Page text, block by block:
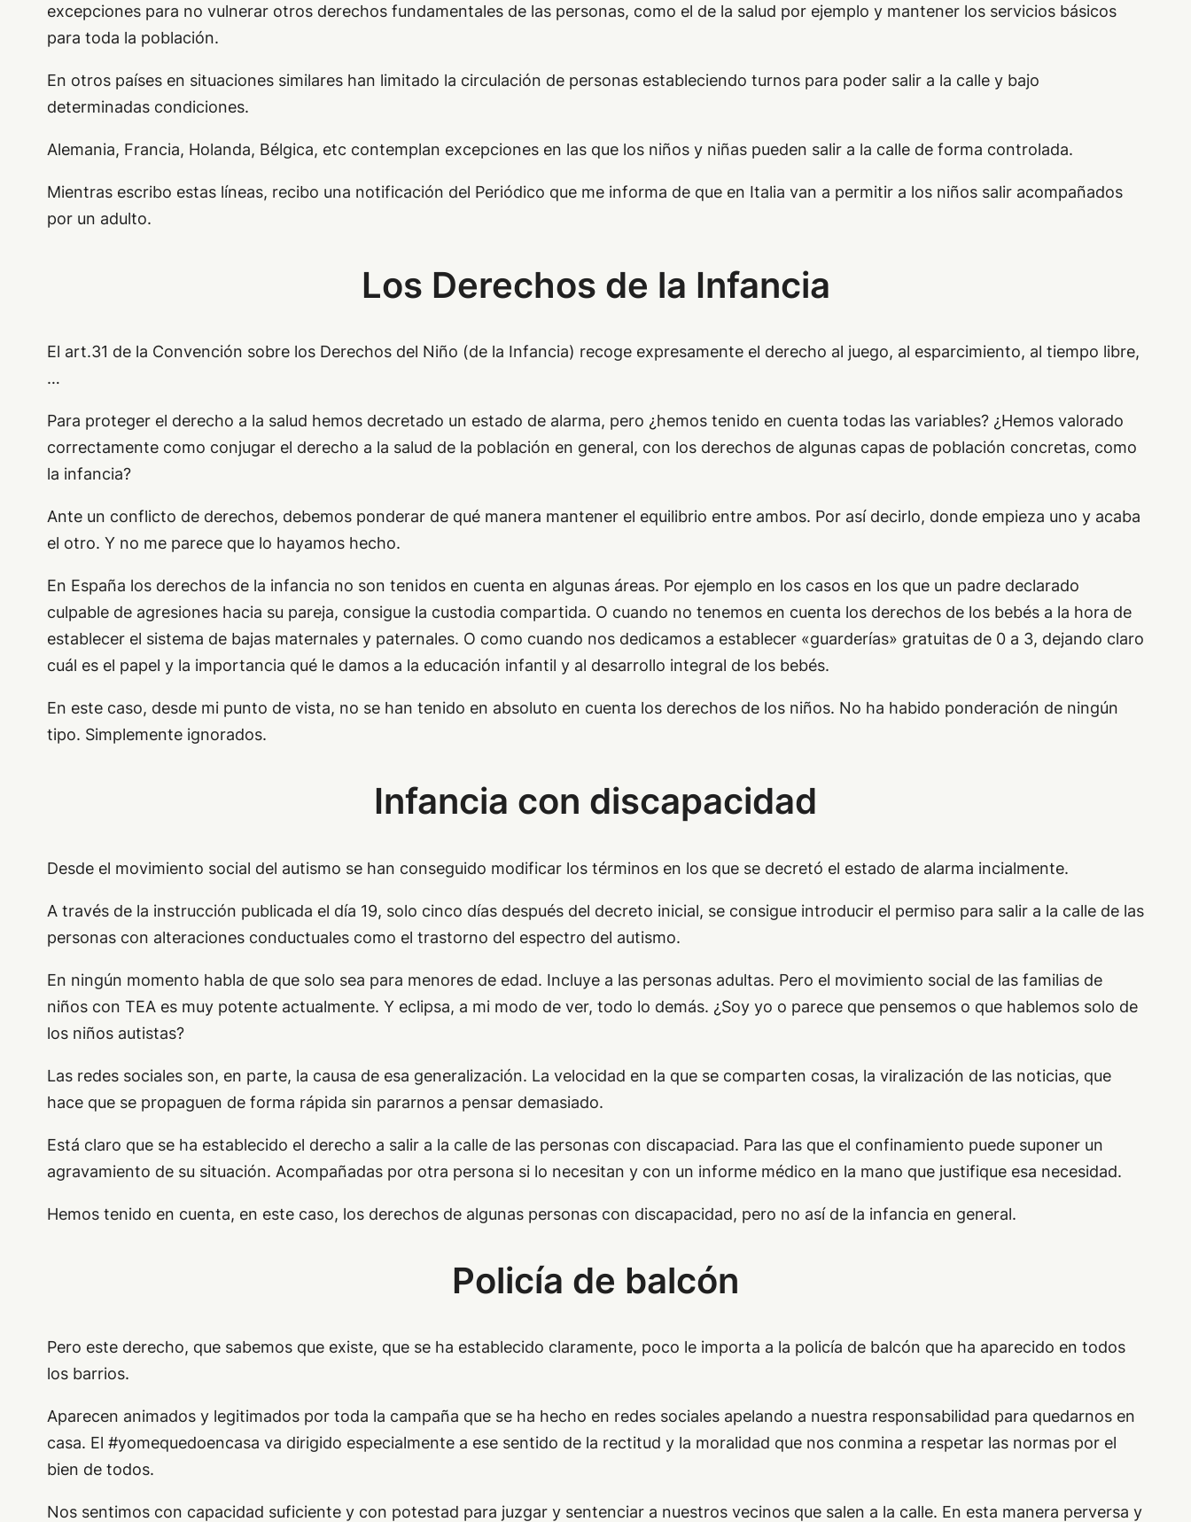
excepciones para no vulnerar otros derechos fundamentales de las personas, como el de la salud por ejemplo y mantener los servicios básicos
para toda la población.
En otros países en situaciones similares han limitado la circulación de personas estableciendo turnos para poder salir a la calle y bajo
determinadas condiciones.
Alemania, Francia, Holanda, Bélgica, etc contemplan excepciones en las que los niños y niñas pueden salir a la calle de forma controlada.
Mientras escribo estas líneas, recibo una notificación del Periódico que me informa de que en Italia van a permitir a los niños salir acompañados
por un adulto.
Los Derechos de la Infancia
El art.31 de la Convención sobre los Derechos del Niño (de la Infancia) recoge expresamente el derecho al juego, al esparcimiento, al tiempo libre,
…
Para proteger el derecho a la salud hemos decretado un estado de alarma, pero ¿hemos tenido en cuenta todas las variables? ¿Hemos valorado
correctamente como conjugar el derecho a la salud de la población en general, con los derechos de algunas capas de población concretas, como
la infancia?
Ante un conflicto de derechos, debemos ponderar de qué manera mantener el equilibrio entre ambos. Por así decirlo, donde empieza uno y acaba
el otro. Y no me parece que lo hayamos hecho.
En España los derechos de la infancia no son tenidos en cuenta en algunas áreas. Por ejemplo en los casos en los que un padre declarado
culpable de agresiones hacia su pareja, consigue la custodia compartida. O cuando no tenemos en cuenta los derechos de los bebés a la hora de
establecer el sistema de bajas maternales y paternales. O como cuando nos dedicamos a establecer «guarderías» gratuitas de 0 a 3, dejando claro
cuál es el papel y la importancia qué le damos a la educación infantil y al desarrollo integral de los bebés.
En este caso, desde mi punto de vista, no se han tenido en absoluto en cuenta los derechos de los niños. No ha habido ponderación de ningún
tipo. Simplemente ignorados.
Infancia con discapacidad
Desde el movimiento social del autismo se han conseguido modificar los términos en los que se decretó el estado de alarma incialmente.
A través de la instrucción publicada el día 19, solo cinco días después del decreto inicial, se consigue introducir el permiso para salir a la calle de las
personas con alteraciones conductuales como el trastorno del espectro del autismo.
En ningún momento habla de que solo sea para menores de edad. Incluye a las personas adultas. Pero el movimiento social de las familias de
niños con TEA es muy potente actualmente. Y eclipsa, a mi modo de ver, todo lo demás. ¿Soy yo o parece que pensemos o que hablemos solo de
los niños autistas?
Las redes sociales son, en parte, la causa de esa generalización. La velocidad en la que se comparten cosas, la viralización de las noticias, que
hace que se propaguen de forma rápida sin pararnos a pensar demasiado.
Está claro que se ha establecido el derecho a salir a la calle de las personas con discapaciad. Para las que el confinamiento puede suponer un
agravamiento de su situación. Acompañadas por otra persona si lo necesitan y con un informe médico en la mano que justifique esa necesidad.
Hemos tenido en cuenta, en este caso, los derechos de algunas personas con discapacidad, pero no así de la infancia en general.
Policía de balcón
Pero este derecho, que sabemos que existe, que se ha establecido claramente, poco le importa a la policía de balcón que ha aparecido en todos
los barrios.
Aparecen animados y legitimados por toda la campaña que se ha hecho en redes sociales apelando a nuestra responsabilidad para quedarnos en
casa. El #yomequedoencasa va dirigido especialmente a ese sentido de la rectitud y la moralidad que nos conmina a respetar las normas por el
bien de todos.
Nos sentimos con capacidad suficiente y con potestad para juzgar y sentenciar a nuestros vecinos que salen a la calle. En esta manera perversa y